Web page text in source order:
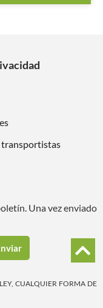
transportistas
Una vez enviado
CUALQUIER FORMA DE